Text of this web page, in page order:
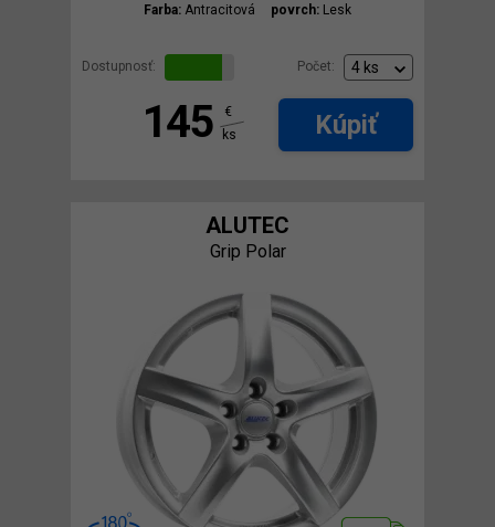
Farba: Antracitová povrch: Lesk
Dostupnosť: Počet:
145
€
ks
Kúpiť
ALUTEC
Grip Polar